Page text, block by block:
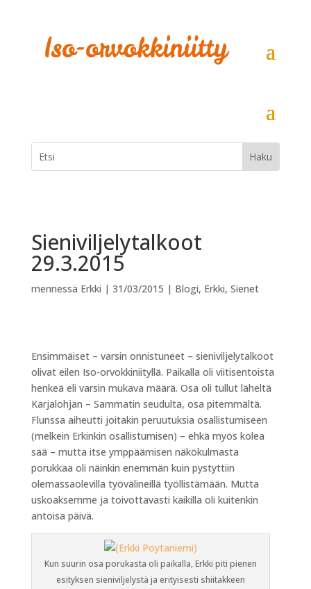
Sieniviljelytalkoot
29.3.2015
mennessä Erkki | 31/03/2015 | Blogi, Erkki, Sienet
Ensimmäiset – varsin onnistuneet – sieniviljelytalkoot
olivat eilen Iso-orvokkiniityllä. Paikalla oli viitisentoista
henkeä eli varsin mukava määrä. Osa oli tullut läheltä
Karjalohjan – Sammatin seudulta, osa pitemmältä.
Flunssa aiheutti joitakin peruutuksia osallistumiseen
(melkein Erkinkin osallistumisen) – ehkä myös kolea
sää – mutta itse ymppäämisen näkökulmasta
porukkaa oli näinkin enemmän kuin pystyttiin
olemassaolevilla työvälineillä työllistämään. Mutta
uskoaksemme ja toivottavasti kaikilla oli kuitenkin
antoisa päivä.
Kun suurin osa porukasta oli paikalla, Erkki piti pienen
esityksen sieniviljelystä ja erityisesti shiitakkeen